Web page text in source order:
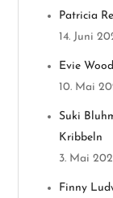
v
a
Patricia
14. Juni
Evie
10. Mai
Suki
Kribbeln
3. Mai
Finny